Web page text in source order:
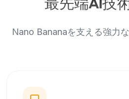
最先端AI技
Nano Bananaを支える強力